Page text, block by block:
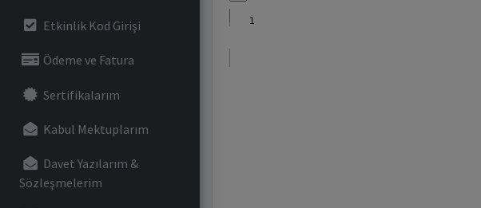
Etkinlik Kod Girişi
Ödeme ve Fatura
Sertifikalarım
Kabul Mektuplarım
Davet Yazılarım &
Sözleşmelerim